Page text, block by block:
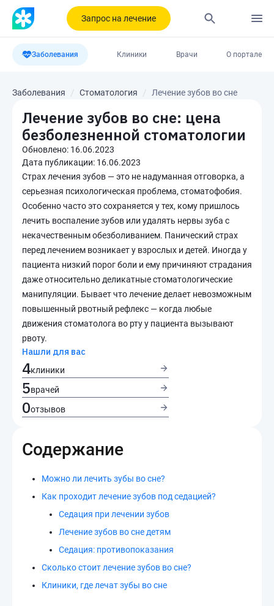
Запрос на лечение
Заболевания Клиники Врачи О портале
Заболевания Стоматология Лечение зубов во сне
Лечение зубов во сне: цена
безболезненной стоматологии
Обновлено: 16.06.2023
Дата публикации: 16.06.2023
Страх лечения зубов — это не надуманная отговорка, а
серьезная психологическая проблема, стоматофобия.
Особенно часто это сохраняется у тех, кому пришлось
лечить воспаление зубов или удалять нервы зуба с
некачественным обезболиванием. Панический страх
перед лечением возникает у взрослых и детей. Иногда у
пациента низкий порог боли и ему причиняют страдания
даже относительно деликатные стоматологические
манипуляции. Бывает что лечение делает невозможным
повышенный рвотный рефлекс — когда любые
движения стоматолога во рту у пациента вызывают
рвоту.
Нашли для вас
4клиники
5врачей
0отзывов
Содержание
Можно ли лечить зубы во сне?
Как проходит лечение зубов под седацией?
Седация при лечении зубов
Лечение зубов во сне детям
Седация: противопоказания
Сколько стоит лечение зубов во сне?
Клиники, где лечат зубы во сне